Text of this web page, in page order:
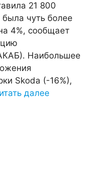
21 800
чуть более
4%, сообщает
Наибольшее
Skoda (-16%),
далее